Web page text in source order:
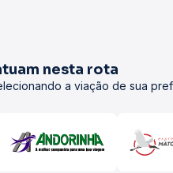
nesta rota
a viação de sua